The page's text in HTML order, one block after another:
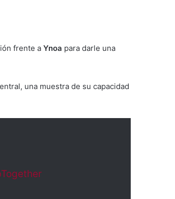
frente a Ynoa para darle una
una muestra de su capacidad